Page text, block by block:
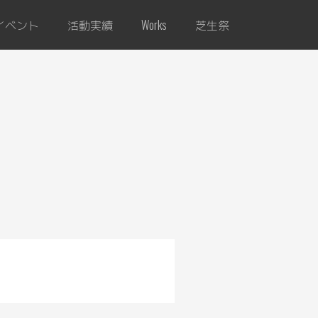
ベント 活動実績 Works 芝生祭